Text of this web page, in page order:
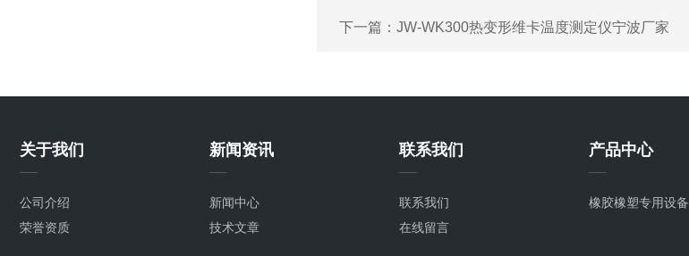
下一篇： JW-WK300热变形维卡温度测定仪宁波厂家
关于我们
公司介绍
荣誉资质
新闻资讯
新闻中心
技术文章
联系我们
联系我们
在线留言
产品中心
橡胶橡塑专用设备